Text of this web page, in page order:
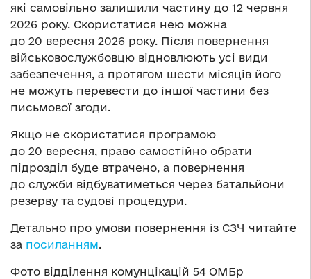
які самовільно залишили частину до 12 червня
2026 року. Скористатися нею можна
до 20 вересня 2026 року. Після повернення
військовослужбовцю відновлюють усі види
забезпечення, а протягом шести місяців його
не можуть перевести до іншої частини без
письмової згоди.
Якщо не скористатися програмою
до 20 вересня, право самостійно обрати
підрозділ буде втрачено, а повернення
до служби відбуватиметься через батальйони
резерву та судові процедури.
Детально про умови повернення із СЗЧ читайте
за посиланням.
Фото відділення комунцікацій 54 ОМБр